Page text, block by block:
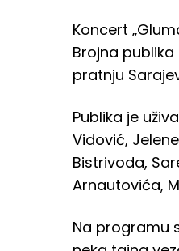
Koncert
Brojna
pratnju
Publika je
Vidović,
Bistrivoda,
Arnautovića,
Na programu